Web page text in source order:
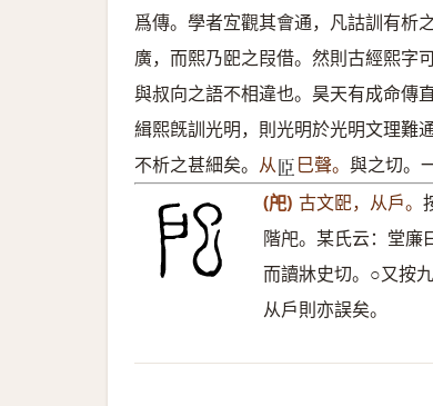
爲傳。學者宐觀其會通，凡詁訓有析
廣，而熙乃巸之叚借。然則古經熙字
與叔向之語不相違也。昊天有成命傳
緝熙旣訓光明，則光明於光明文理難
不析之甚細矣。 从𦣝巳聲。 與之切。
(戺) 古文巸，从戶。
階戺。某氏云：堂廉
而讀牀史切。○又按
从戶則亦誤矣。